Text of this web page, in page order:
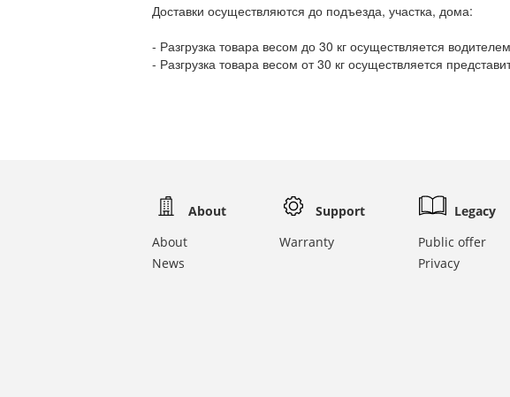
Доставки осуществляются до подъезда, участка, дома:
- Разгрузка товара весом до 30 кг осуществляется
- Разгрузка товара весом от 30 кг осуществляется
About
About
News
Support
Warranty
Legacy
Public offer
Privacy